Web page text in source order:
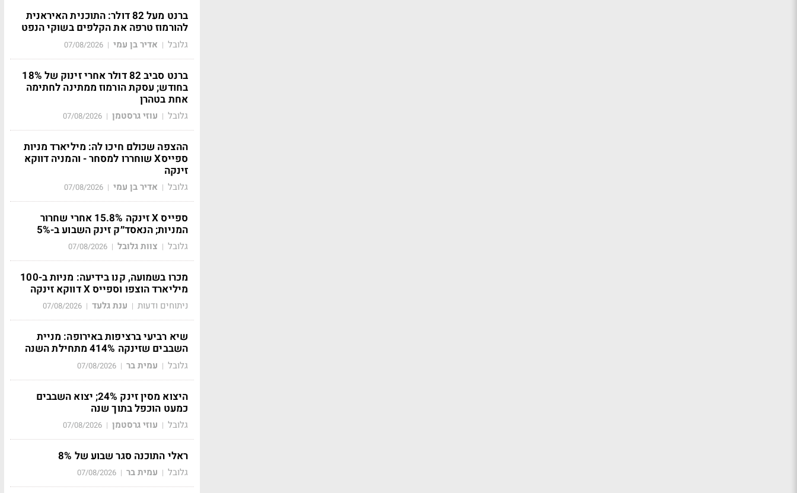
ברנט מעל 82 דולר: התוכנית האיראנית
להורמוז טרפה את הקלפים בשוקי הנפט
גלובל | אדיר בן עמי |
07/08/2026
ברנט סביב 82 דולר אחרי זינוק של 18%
בחודש; עסקת הורמוז ממתינה לחתימה
אחת בטהרן
גלובל | עוזי גרסטמן |
07/08/2026
ההצפה שכולם חיכו לה: מיליארד מניות
ספייסX שוחררו למסחר - והמניה דווקא
זינקה
גלובל | אדיר בן עמי |
07/08/2026
ספייס X זינקה 15.8% אחרי שחרור
המניות; הנאסד״ק זינק השבוע ב-5%
גלובל | צוות גלובל |
07/08/2026
מכרו בשמועה, קנו בידיעה: מניות ב-100
מיליארד הוצפו וספייס X דווקא זינקה
ניתוחים ודעות | ענת גלעד |
07/08/2026
שיא רביעי ברציפות באירופה: מניית
השבבים שזינקה 414% מתחילת השנה
גלובל | עמית בר |
07/08/2026
היצוא מסין זינק 24%; יצוא השבבים
כמעט הוכפל בתוך שנה
גלובל | עוזי גרסטמן |
07/08/2026
ראלי התוכנה סגר שבוע של 8%
גלובל | עמית בר |
07/08/2026